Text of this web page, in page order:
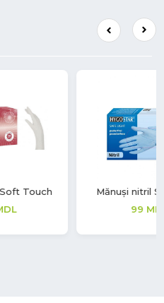
Mănuși nitril Safe Light